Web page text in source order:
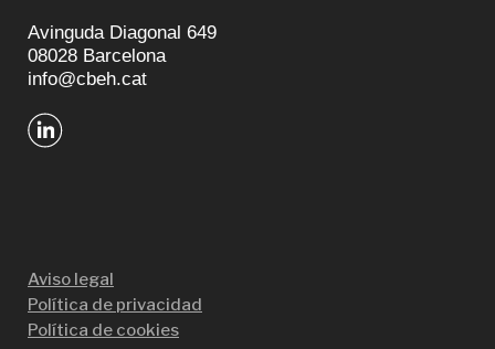
Avinguda Diagonal 649
08028 Barcelona
info@cbeh.cat
Aviso legal
Política de privacidad
Política de cookies